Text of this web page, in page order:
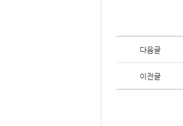
이
다
다음글
이전글